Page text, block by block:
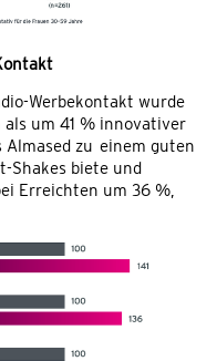
Werbekontakt wurde
um 41 % innovativer
Almased zu einem guten
Shakes biete und
Erreichten um 36 %,